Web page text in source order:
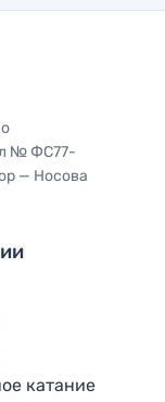
№ ФС77-
— Носова
катание